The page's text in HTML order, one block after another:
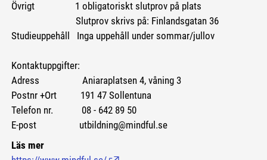
Övrigt 1 obligatoriskt slutprov på plats
Slutprov skrivs på: Finlandsgatan 36
Studieuppehåll Inga uppehåll under sommar/jullov
Kontaktuppgifter:
Adress Aniaraplatsen 4, våning 3
Postnr +Ort 191 47 Sollentuna
Telefon nr. 08 - 642 89 50
E-post utbildning@mindful.se
Läs mer